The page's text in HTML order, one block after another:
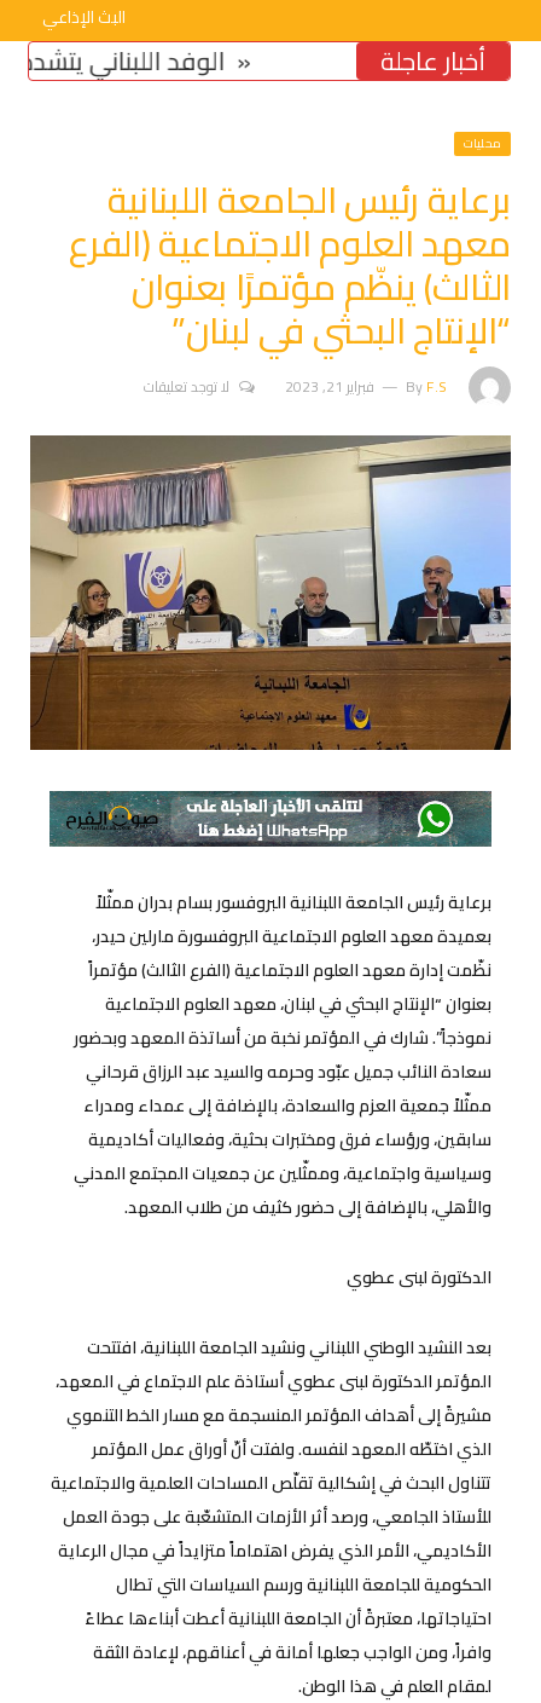
البث الإذاعي
أخبار عاجلة الوفد اللبناني يتشدد في
محليات
برعاية رئيس الجامعة اللبنانية
معهد العلوم الاجتماعية (الفرع
الثالث) ينظّم مؤتمرًا بعنوان
“الإنتاج البحثي في لبنان”
ByF.S فبراير 21, 2023 لا توجد تعليقات
برعاية رئيس الجامعة اللبنانية البروفسور بسام بدران ممثّلاً
بعميدة معهد العلوم الاجتماعية البروفسورة مارلين حيدر،
نظّمت إدارة معهد العلوم الاجتماعية (الفرع الثالث) مؤتمراً
بعنوان “الإنتاج البحثي في لبنان، معهد العلوم الاجتماعية
نموذجاً”. شارك في المؤتمر نخبة من أساتذة المعهد وبحضور
سعادة النائب جميل عبّود وحرمه والسيد عبد الرزاق قرحاني
ممثّلاً جمعية العزم والسعادة، بالإضافة إلى عمداء ومدراء
سابقين، ورؤساء فرق ومختبرات بحثية، وفعاليات أكاديمية
وسياسية واجتماعية، وممثّلين عن جمعيات المجتمع المدني
والأهلي، بالإضافة إلى حضور كثيف من طلاب المعهد.
الدكتورة لبنى عطوي
بعد النشيد الوطني اللبناني ونشيد الجامعة اللبنانية، افتتحت
المؤتمر الدكتورة لبنى عطوي أستاذة علم الاجتماع في المعهد،
مشيرةً إلى أهداف المؤتمر المنسجمة مع مسار الخط التنموي
الذي اختطّه المعهد لنفسه. ولفتت أنّ أوراق عمل المؤتمر
تتناول البحث في إشكالية تقلّص المساحات العلمية والاجتماعية
للأستاذ الجامعي، ورصد أثر الأزمات المتشعّبة على جودة العمل
الأكاديمي، الأمر الذي يفرض اهتماماً متزايداً في مجال الرعاية
الحكومية للجامعة اللبنانية ورسم السياسات التي تطال
احتياجاتها، معتبرةً أن الجامعة اللبنانية أعطت أبناءها عطاءً
وافراً، ومن الواجب جعلها أمانة في أعناقهم، لإعادة الثقة
لمقام العلم في هذا الوطن.